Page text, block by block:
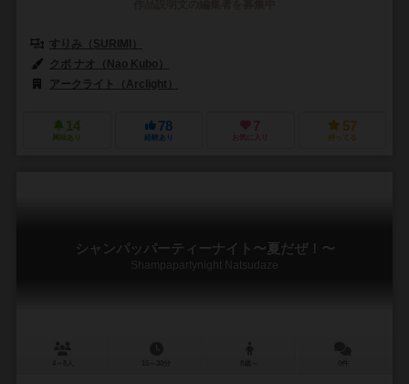
すりみ（SURIMI）
クボ ナオ（Nao Kubo）
アークライト（Arclight）
14
興味あり
78
経験あり
7
お気に入り
57
持ってる
シャンパッパーティーナイト〜夏だぜ！〜
Shampapartynight Natsudaze